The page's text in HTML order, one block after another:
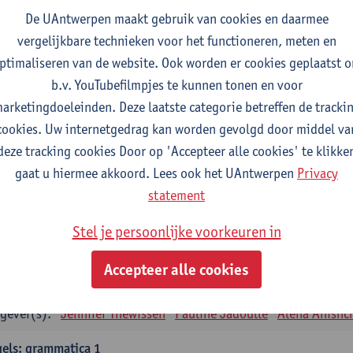
studiepunten
Remco Sleiderink
tot de algemene taalwetenschap
2E SEM
studiepunten
Astrid De Wit Peter Petré
verplichte opleidingsonderdelen
Marilize Pretorius Alena Anishchanka
Taalbeheersing 2
2E SEM
Jennifer Thewissen Pauline Jadoulle Alena
grammatica 1
De UAntwerpen maakt gebruik van cookies en daarmee
vergelijkbare technieken voor het functioneren, meten en
van de website. Ook worden er cookies geplaatst
b.v. YouTubefilmpjes te kunnen tonen en voor
Deze laatste categorie betreffen de
Uw internetgedrag kan worden gevolgd door middel
tracking cookies Door op 'Accepteer alle cookies' te
gaat u hiermee akkoord. Lees ook het UAntwerpen Privacy
statement
Stel je persoonlijke voorkeuren in
Accepteer alle cookies